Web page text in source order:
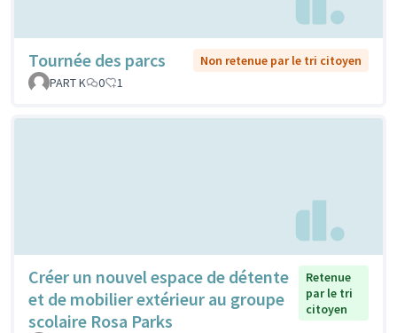
Tournée des parcs
Non retenue par le tri citoyen
PART K
0 1
Créer un nouvel espace de détente
et de mobilier extérieur au groupe
scolaire Rosa Parks
Retenue
par le tri
citoyen